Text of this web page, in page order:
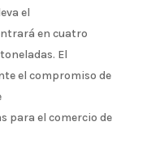
el
en cuatro
El
el compromiso de
para el comercio de